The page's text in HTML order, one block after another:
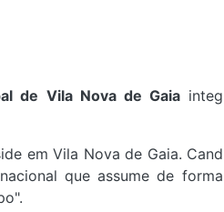
de Vila Nova de Gaia
em Vila Nova de Gaia.
que assume de